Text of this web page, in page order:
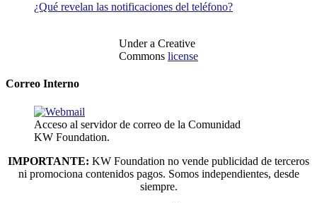
¿Qué revelan las notificaciones del teléfono?
Under a Creative
Commons license
Correo Interno
Acceso al servidor de correo de la Comunidad
KW Foundation.
IMPORTANTE: KW Foundation no vende publicidad de terceros
ni promociona contenidos pagos. Somos independientes, desde
siempre.